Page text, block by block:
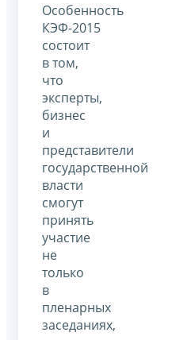
Особенность
КЭФ-2015
состоит
в том,
что
эксперты,
бизнес
и
представители
государственной
власти
смогут
принять
участие
не
только
в
пленарных
заседаниях,